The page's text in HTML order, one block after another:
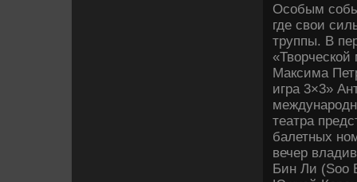
Особым
где свои
труппы. В
Максима
игра 3×3»
театра
балетных
вечер
Бин Ли (Soo